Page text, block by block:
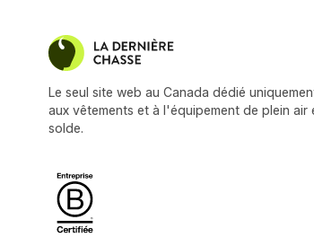
Le seul site web au Canada dédié
aux vêtements et à l'équipement de plein air
solde.